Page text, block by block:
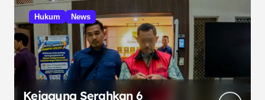
Hukum News
Kejagung Serahkan 6